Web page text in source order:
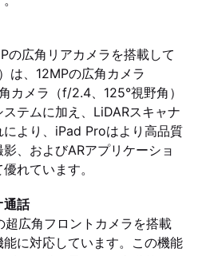
の広角リアカメラを搭載して
は、12MPの広角カメラ
カメラ（f/2.4、125°視野角）
テムに加え、LiDARスキャナ
より、iPad Proはより高品質
、およびARアプリケーショ
れています。
通話
超広角フロントカメラを搭載
に対応しています。この機能